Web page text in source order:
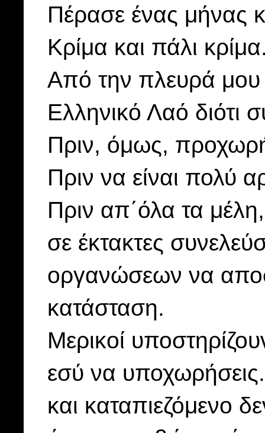
Πέρασε ένας μήνας
Κρίμα και πάλι
Από την πλευρά
Ελληνικό Λαό διότι
Πριν, όμως,
Πριν να είναι πολύ
Πριν απ΄όλα τα
σε έκτακτες
οργανώσεων να
κατάσταση.
Μερικοί
εσύ να
και καταπιεζόμενο